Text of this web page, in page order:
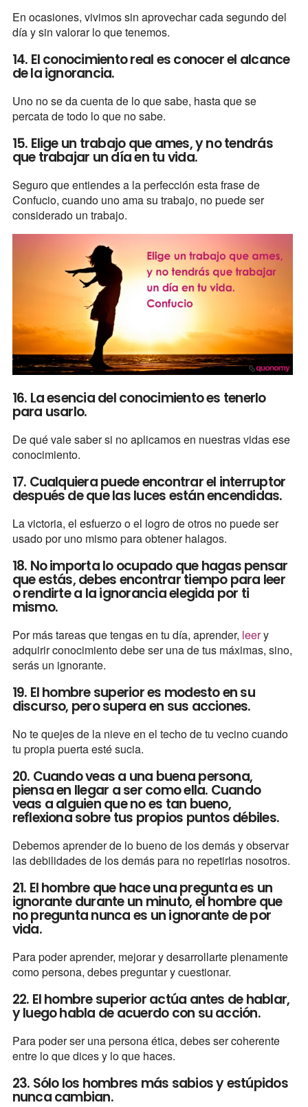
En ocasiones, vivimos sin aprovechar cada segundo del
día y sin valorar lo que tenemos.
14. El conocimiento real es conocer el alcance
de la ignorancia.
Uno no se da cuenta de lo que sabe, hasta que se
percata de todo lo que no sabe.
15. Elige un trabajo que ames, y no tendrás
que trabajar un día en tu vida.
Seguro que entiendes a la perfección esta frase de
Confucio, cuando uno ama su trabajo, no puede ser
considerado un trabajo.
16. La esencia del conocimiento es tenerlo
para usarlo.
De qué vale saber si no aplicamos en nuestras vidas ese
conocimiento.
17. Cualquiera puede encontrar el interruptor
después de que las luces están encendidas.
La victoria, el esfuerzo o el logro de otros no puede ser
usado por uno mismo para obtener halagos.
18. No importa lo ocupado que hagas pensar
que estás, debes encontrar tiempo para leer
o rendirte a la ignorancia elegida por ti
mismo.
Por más tareas que tengas en tu día, aprender, leery
adquirir conocimiento debe ser una de tus máximas, sino,
serás un ignorante.
19. El hombre superior es modesto en su
discurso, pero supera en sus acciones.
No te quejes de la nieve en el techo de tu vecino cuando
tu propia puerta esté sucia.
20. Cuando veas a una buena persona,
piensa en llegar a ser como ella. Cuando
veas a alguien que no es tan bueno,
reflexiona sobre tus propios puntos débiles.
Debemos aprender de lo bueno de los demás y observar
las debilidades de los demás para no repetirlas nosotros.
21. El hombre que hace una pregunta es un
ignorante durante un minuto, el hombre que
no pregunta nunca es un ignorante de por
vida.
Para poder aprender, mejorar y desarrollarte plenamente
como persona, debes preguntar y cuestionar.
22. El hombre superior actúa antes de hablar,
y luego habla de acuerdo con su acción.
Para poder ser una persona ética, debes ser coherente
entre lo que dices y lo que haces.
23. Sólo los hombres más sabios y estúpidos
nunca cambian.